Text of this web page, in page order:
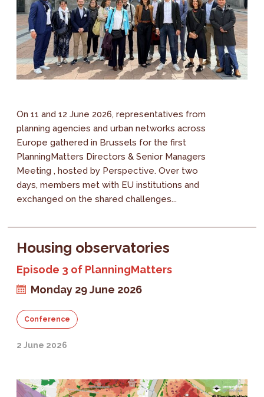
On 11 and 12 June 2026, representatives from
planning agencies and urban networks across
Europe gathered in Brussels for the first
PlanningMatters Directors & Senior Managers
Meeting , hosted by Perspective. Over two
days, members met with EU institutions and
exchanged on the shared challenges...
Housing observatories
Episode 3 of PlanningMatters
Monday 29 June 2026
Conference
2 June 2026